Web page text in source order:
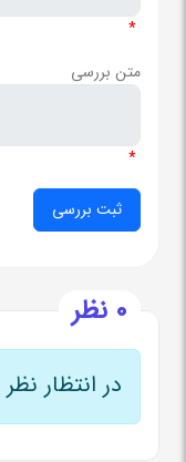
*
متن بررسی
*
0 نظر
در انتظار نظر